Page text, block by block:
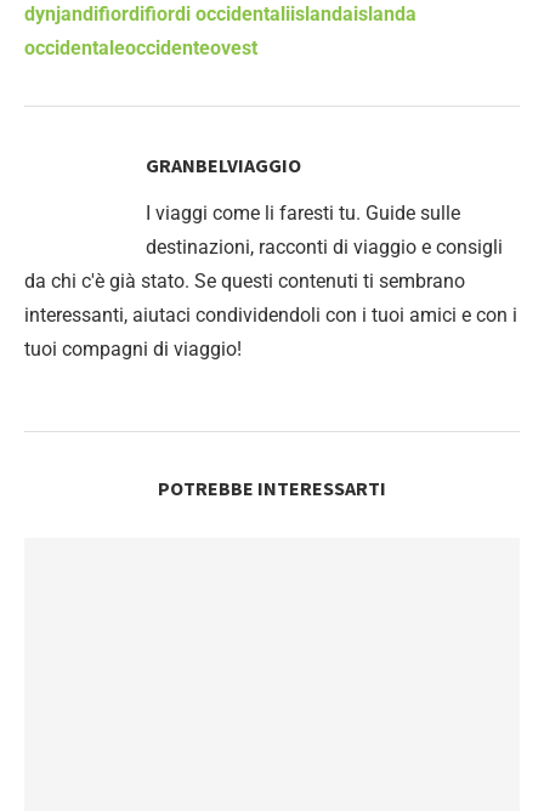
dynjandifiordifiordi occidentaliislandaislanda
occidentaleoccidenteovest
GRANBELVIAGGIO
I viaggi come li faresti tu. Guide sulle
destinazioni, racconti di viaggio e consigli
da chi c'è già stato. Se questi contenuti ti sembrano
interessanti, aiutaci condividendoli con i tuoi amici e con i
tuoi compagni di viaggio!
POTREBBE INTERESSARTI